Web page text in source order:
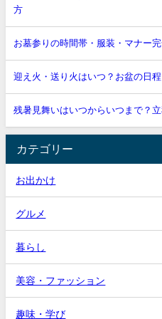
方
お墓参りの時間帯・服装・マナー
迎え火・送り火はいつ？お盆の日
残暑見舞いはいつからいつまで？
カテゴリー
お出かけ
グルメ
暮らし
美容・ファッション
趣味・学び